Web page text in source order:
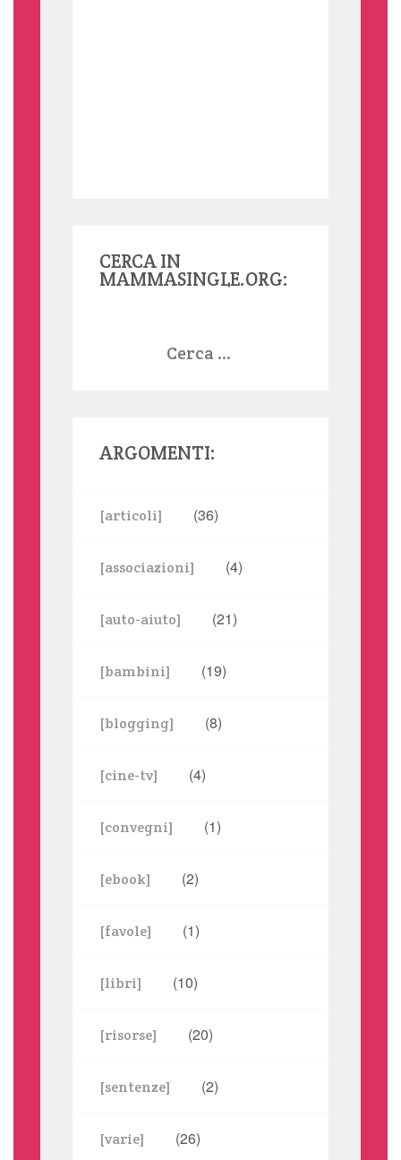
CERCA IN
MAMMASINGLE.ORG:
ARGOMENTI:
[articoli] (36)
[associazioni] (4)
[auto-aiuto] (21)
[bambini] (19)
[blogging] (8)
[cine-tv] (4)
[convegni] (1)
[ebook] (2)
[favole] (1)
[libri] (10)
[risorse] (20)
[sentenze] (2)
[varie] (26)